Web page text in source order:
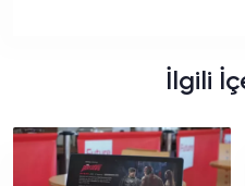
İlgili